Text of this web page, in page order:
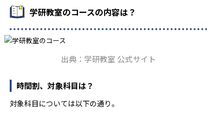
学研教室の先生は、研修会や勉強会で日々指導スキルを研
鑽している。「子どもたちに学ぶ喜びを」「自信を」「生
きる力を」という理念のもとで生徒一人ひとりに向き合っ
ており、生徒それぞれの「できるところ」「良いところ」
導により生徒の「やる気」を引き出し、無理のない学習と
報にも精通しており、学習相談や教育相談、保護者とのコ
ミュニケーションにも対応している。
学研教室では、楽しく生き生きと学ぶことも重視してい
学研教室のコースの内容は？
出典：学研教室 公式サイト
時間割、対象科目は？
対象科目については以下の通り。